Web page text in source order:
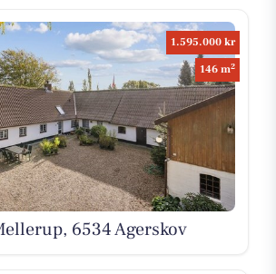
1.595.000 kr
146 m2
6534 Agerskov